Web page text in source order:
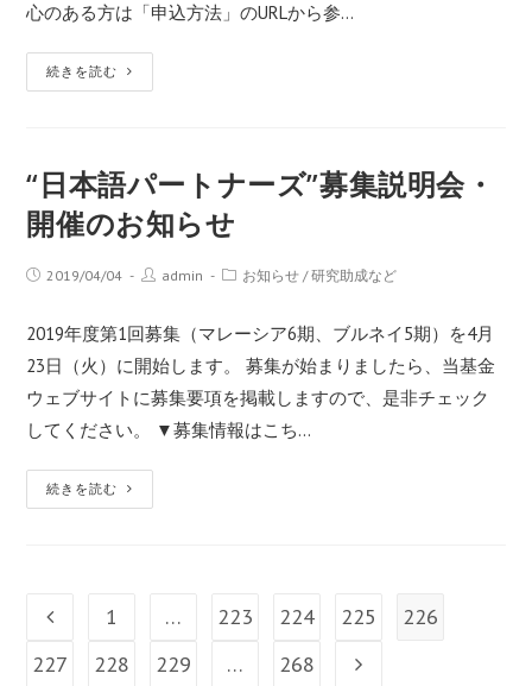
心のある方は「申込方法」のURLから参…
続きを読む
“日本語パートナーズ”募集説明会・
開催のお知らせ
2019/04/04 admin お知らせ /研究助成など
2019年度第1回募集（マレーシア6期、ブルネイ5期）を4月
23日（火）に開始します。 募集が始まりましたら、当基金
ウェブサイトに募集要項を掲載しますので、是非チェック
してください。 ▼募集情報はこち…
続きを読む
1 … 223 224 225
226
227
228 229 … 268